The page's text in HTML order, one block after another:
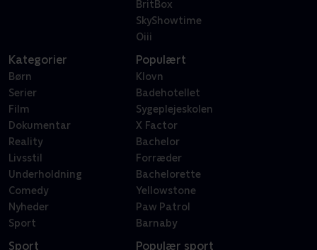
BritBox
SkyShowtime
Oiii
Kategorier
Børn
Serier
Film
Dokumentar
Reality
Livsstil
Underholdning
Comedy
Nyheder
Sport
Populært
Klovn
Badehotellet
Sygeplejeskolen
X Factor
Bachelor
Forræder
Bachelorette
Yellowstone
Paw Patrol
Barnaby
Sport Populær sport